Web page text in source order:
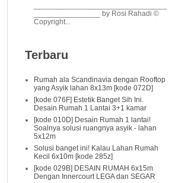
________________ by Rosi Rahadi ©
Copyright...
Terbaru
Rumah ala Scandinavia dengan Rooftop
yang Asyik lahan 8x13m [kode 072D]
[kode 076F] Estetik Banget Sih Ini.
Desain Rumah 1 Lantai 3+1 kamar
[kode 010D] Desain Rumah 1 lantai!
Soalnya solusi ruangnya asyik - lahan
5x12m
Solusi banget ini! Kalau Lahan Rumah
Kecil 6x10m [kode 285z]
[kode 029B] DESAIN RUMAH 6x15m
Dengan Innercourt LEGA dan SEGAR